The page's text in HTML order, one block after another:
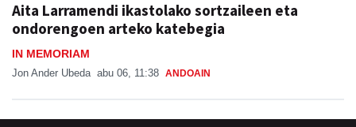
Aita Larramendi ikastolako sortzaileen eta
ondorengoen arteko katebegia
IN MEMORIAM
Jon Ander Ubeda abu 06, 11:38 ANDOAIN